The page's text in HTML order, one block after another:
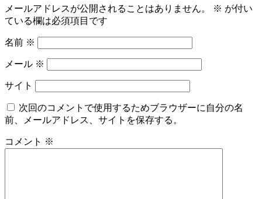
メールアドレスが公開されることはありません。 ※ が付い
ている欄は必須項目です
名前 ※
メール ※
サイト
次回のコメントで使用するためブラウザーに自分の名
前、メールアドレス、サイトを保存する。
コメント ※